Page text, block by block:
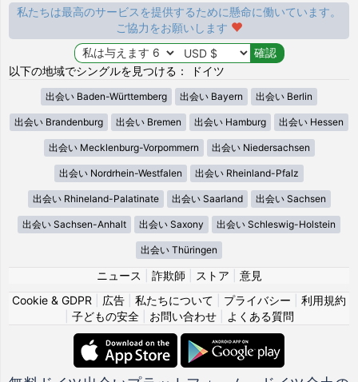
私たちは最高のサービスを提供するために懸命に働いています。
ご協力をお願いします
以下の地域でシングルを見つける： ドイツ
出会い Baden-Württemberg 出会い Bayern 出会い Berlin
出会い Brandenburg 出会い Bremen 出会い Hamburg 出会い Hessen
出会い Mecklenburg-Vorpommern 出会い Niedersachsen
出会い Nordrhein-Westfalen 出会い Rheinland-Pfalz
出会い Rhineland-Palatinate 出会い Saarland 出会い Sachsen
出会い Sachsen-Anhalt 出会い Saxony 出会い Schleswig-Holstein
出会い Thüringen
ニュース 詐欺師 ストア
意見
Cookie & GDPR
広告 私たちについて プライバシー
利用規約
子どもの安全| お問い合わせ| よくある質問